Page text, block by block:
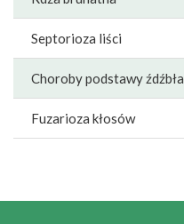
Septorioza liści
Choroby podstawy źdźbła
Fuzarioza kłosów